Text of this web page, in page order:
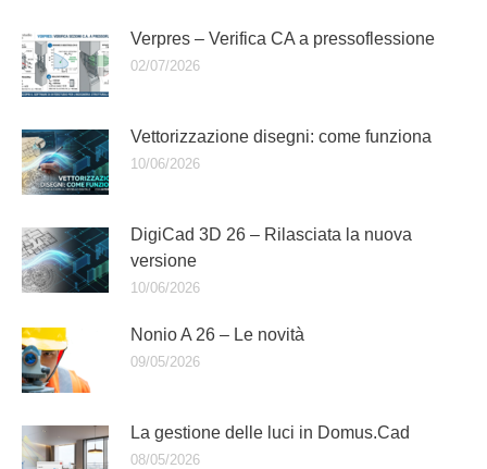
Verpres – Verifica CA a pressoflessione
02/07/2026
Vettorizzazione disegni: come funziona
10/06/2026
DigiCad 3D 26 – Rilasciata la nuova
versione
10/06/2026
Nonio A 26 – Le novità
09/05/2026
La gestione delle luci in Domus.Cad
08/05/2026